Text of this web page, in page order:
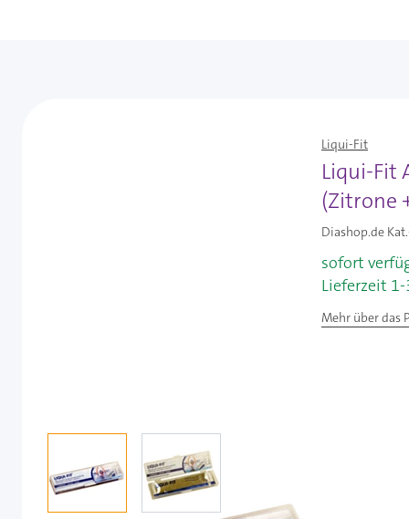
Liqui-Fit
Liqui-Fit
(Zitrone
Diashop.de
sofort
Lieferzeit
Mehr über das